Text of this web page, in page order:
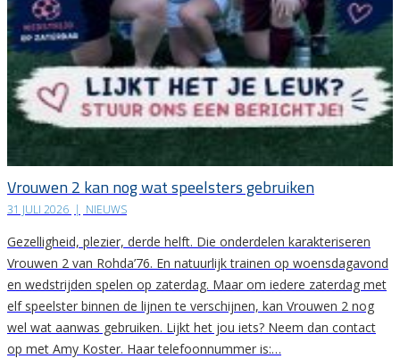
Vrouwen 2 kan nog wat speelsters gebruiken
31 JULI 2026 | NIEUWS
Gezelligheid, plezier, derde helft. Die onderdelen karakteriseren
Vrouwen 2 van Rohda’76. En natuurlijk trainen op woensdagavond
en wedstrijden spelen op zaterdag. Maar om iedere zaterdag met
elf speelster binnen de lijnen te verschijnen, kan Vrouwen 2 nog
wel wat aanwas gebruiken. Lijkt het jou iets? Neem dan contact
op met Amy Koster. Haar telefoonnummer is:…